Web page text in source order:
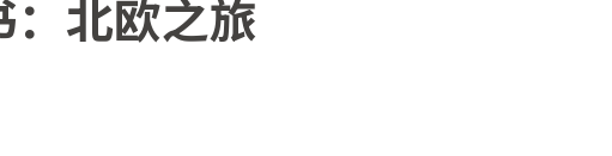
北欧之旅